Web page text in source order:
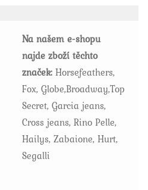
na
stránce
produktu
Na našem e-shopu
najde zboží těchto
značek: Horsefeathers,
Fox, Globe,Broadway,Top
Secret, Garcia jeans,
Cross jeans, Rino Pelle,
Hailys, Zabaione, Hurt,
Segalli